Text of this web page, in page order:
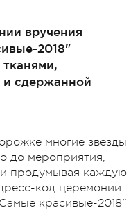
вручения
2018"
и сдержанной
многие звезды
до мероприятия,
продумывая каждую
код церемонии
красивые-2018"